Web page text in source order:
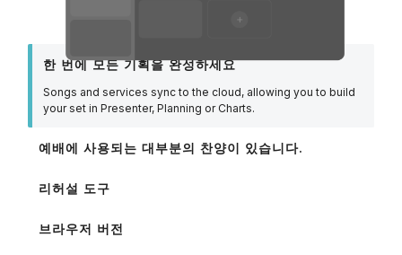
한 번에 모든 기획을 완성하세요
Songs and services sync to the cloud, allowing you to build
your set in Presenter, Planning or Charts.
예배에 사용되는 대부분의 찬양이 있습니다.
리허설 도구
브라우저 버전